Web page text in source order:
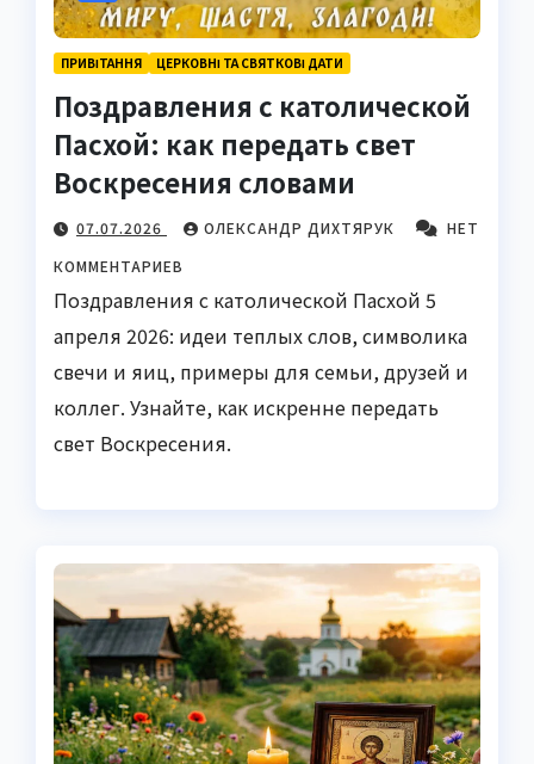
ПРИВІТАННЯ ЦЕРКОВНІ ТА СВЯТКОВІ ДАТИ
Поздравления с католической
Пасхой: как передать свет
Воскресения словами
07.07.2026 ОЛЕКСАНДР ДИХТЯРУК
НЕТ
КОММЕНТАРИЕВ
Поздравления с католической Пасхой 5
апреля 2026: идеи теплых слов, символика
свечи и яиц, примеры для семьи, друзей и
коллег. Узнайте, как искренне передать
свет Воскресения.